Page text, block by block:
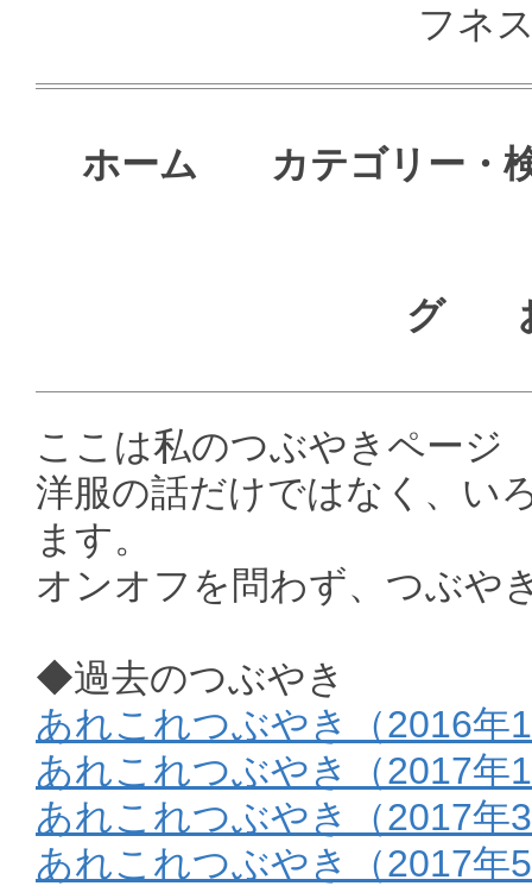
フネ
ホーム カテゴリー・
グ
ここは私のつぶやきページ
洋服の話だけではなく、い
ます。
オンオフを問わず、つぶや
◆過去のつぶやき
あれこれつぶやき（2016年
あれこれつぶやき（2017年
あれこれつぶやき（2017年
あれこれつぶやき（2017年